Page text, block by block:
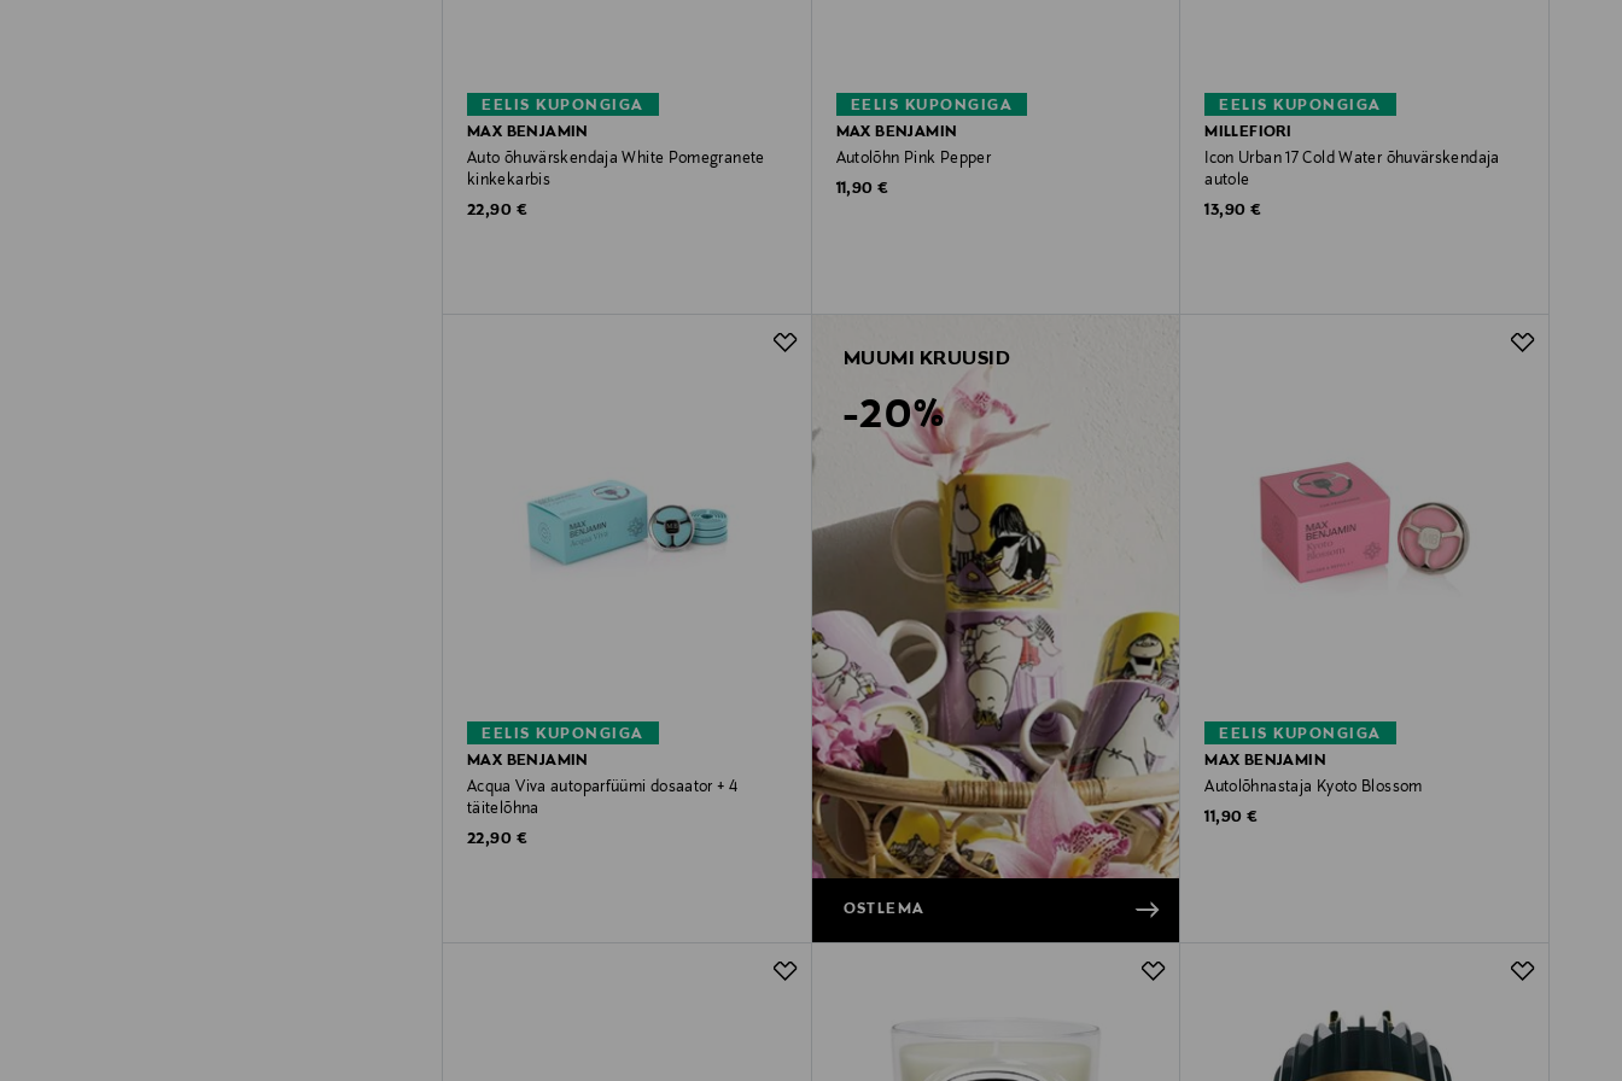
EELIS KUPONGIGA
MAX BENJAMIN
Auto õhuvärskendaja White Pomegranete
kinkekarbis
Original Price
22,90 €
EELIS KUPONGIGA
MAX BENJAMIN
Autolõhn Pink Pepper
Original Price
11,90 €
EELIS KUPONGIGA
MILLEFIORI
Icon Urban 17 Cold Water õhuvärskendaja
autole
Original Price
13,90 €
EELIS KUPONGIGA
MAX BENJAMIN
Acqua Viva autoparfüümi dosaator + 4
täitelõhna
Original Price
22,90 €
MUUMI KRUUSID
-20%
OSTLEMA
EELIS KUPONGIGA
MAX BENJAMIN
Autolõhnastaja Kyoto Blossom
Original Price
11,90 €